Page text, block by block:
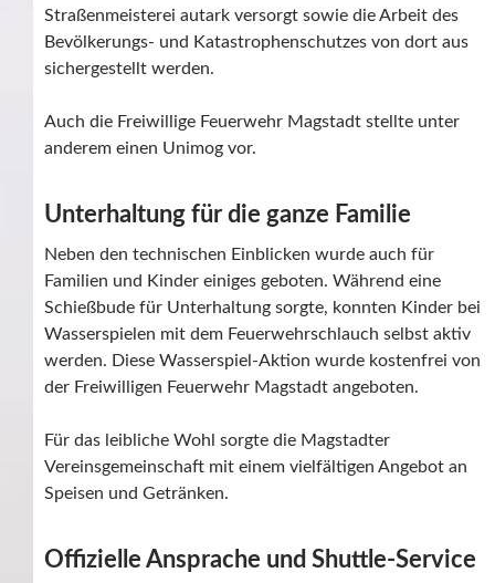
Straßenmeisterei autark versorgt sowie die Arbeit des
Bevölkerungs- und Katastrophenschutzes von dort aus
sichergestellt werden.
Auch die Freiwillige Feuerwehr Magstadt stellte unter
anderem einen Unimog vor.
Unterhaltung für die ganze Familie
Neben den technischen Einblicken wurde auch für
Familien und Kinder einiges geboten. Während eine
Schießbude für Unterhaltung sorgte, konnten Kinder bei
Wasserspielen mit dem Feuerwehrschlauch selbst aktiv
werden. Diese Wasserspiel-Aktion wurde kostenfrei von
der Freiwilligen Feuerwehr Magstadt angeboten.
Für das leibliche Wohl sorgte die Magstadter
Vereinsgemeinschaft mit einem vielfältigen Angebot an
Speisen und Getränken.
Offizielle Ansprache und Shuttle-Service